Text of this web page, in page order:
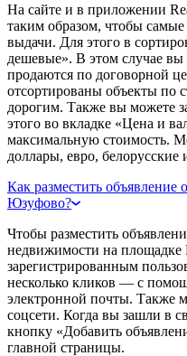
На сайте и в приложении
таким образом, чтобы
выдачи. Для этого в
дешевые». В этом случае
продаются по договорной
отсортированы объекты по
дорогим. Также вы можете
этого во вкладке «Цена и
максимальную стоимость.
доллары, евро, белорусские
Как разместить
Юзуфово?
Чтобы разместить
недвижимости на площадке
зарегистрированным
несколько кликов — с
электронной почты. Также
соцсети. Когда вы зашли в
кнопку «Добавить
главной страницы.